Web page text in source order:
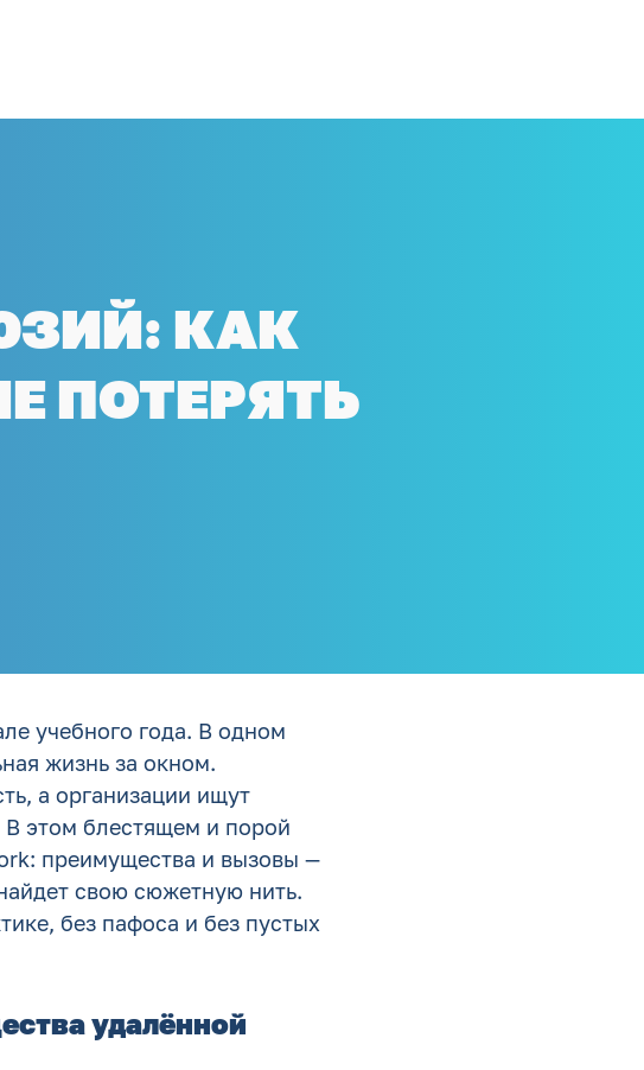
КАК
ПОТЕРЯТЬ
учебного года. В одном
жизнь за окном.
а организации ищут
В этом блестящем и порой
преимущества и вызовы —
свою сюжетную нить.
без пафоса и без пустых
удалённой